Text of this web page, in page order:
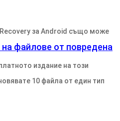
за Android също може
на файлове от повредена
издание на този
10 файла от един тип